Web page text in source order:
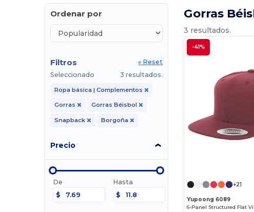
Ordenar por
Filtros
« Reset
Seleccionado
3 resultados.
Ropa básica | Complementos
Gorras Gorras Béisbol
Snapback Borgoña
Precio
De
$
Hasta
$
Gorras
3 resultados.
-41%
+21
Yupoong 6089